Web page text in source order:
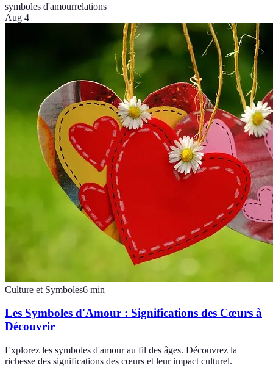
symboles d'amourrelations
Aug 4
Culture et Symboles6 min
Les Symboles d'Amour : Significations des Cœurs à
Découvrir
Explorez les symboles d'amour au fil des âges. Découvrez la
richesse des significations des cœurs et leur impact culturel.